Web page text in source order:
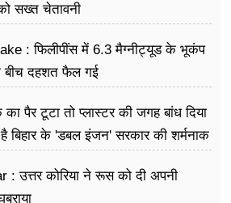
सख्त चेतावनी
: फिलीपींस में 6.3 मैग्नीट्यूड के भूकंप
बीच दहशत फैल गई
पैर टूटा तो प्लास्टर की जगह बांध दिया
बिहार के 'डबल इंजन' सरकार की शर्मनाक
उत्तर कोरिया ने रूस को दी अपनी